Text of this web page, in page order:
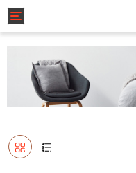
Toggle navigation